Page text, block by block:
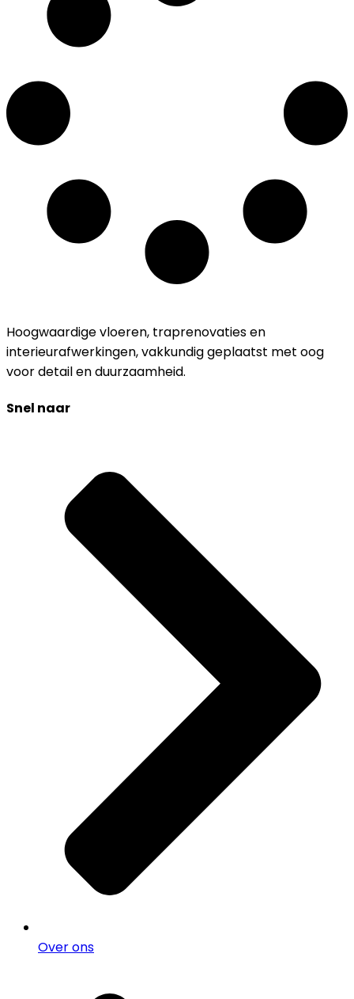
Hoogwaardige vloeren, traprenovaties en
interieurafwerkingen, vakkundig geplaatst met oog
voor detail en duurzaamheid.
Snel naar
Over ons